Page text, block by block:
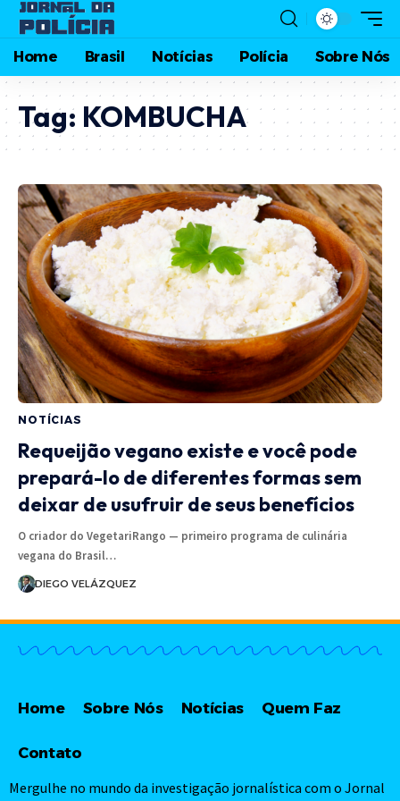
Home Brasil Notícias Polícia Sobre Nós
Tag: KOMBUCHA
NOTÍCIAS
Requeijão vegano existe e você pode
prepará-lo de diferentes formas sem
deixar de usufruir de seus benefícios
O criador do VegetariRango — primeiro programa de culinária
vegana do Brasil…
DIEGO VELÁZQUEZ
Home Sobre Nós Notícias Quem Faz
Contato
Mergulhe no mundo da investigação jornalística com o Jornal